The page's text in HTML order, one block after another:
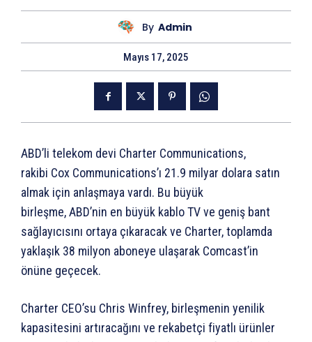
By Admin
Mayıs 17, 2025
ABD’li telekom devi Charter Communications,
rakibi Cox Communications’ı 21.9 milyar dolara satın
almak için anlaşmaya vardı. Bu büyük
birleşme, ABD’nin en büyük kablo TV ve geniş bant
sağlayıcısını ortaya çıkaracak ve Charter, toplamda
yaklaşık 38 milyon aboneye ulaşarak Comcast’in
önüne geçecek.
Charter CEO’su Chris Winfrey, birleşmenin yenilik
kapasitesini artıracağını ve rekabetçi fiyatlı ürünler